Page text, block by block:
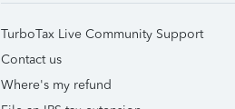
TurboTax Live Community Support
Contact us
Where's my refund